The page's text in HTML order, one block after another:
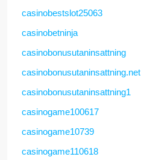
casinobestslot25063
casinobetninja
casinobonusutaninsattning
casinobonusutaninsattning.net
casinobonusutaninsattning1
casinogame100617
casinogame10739
casinogame110618